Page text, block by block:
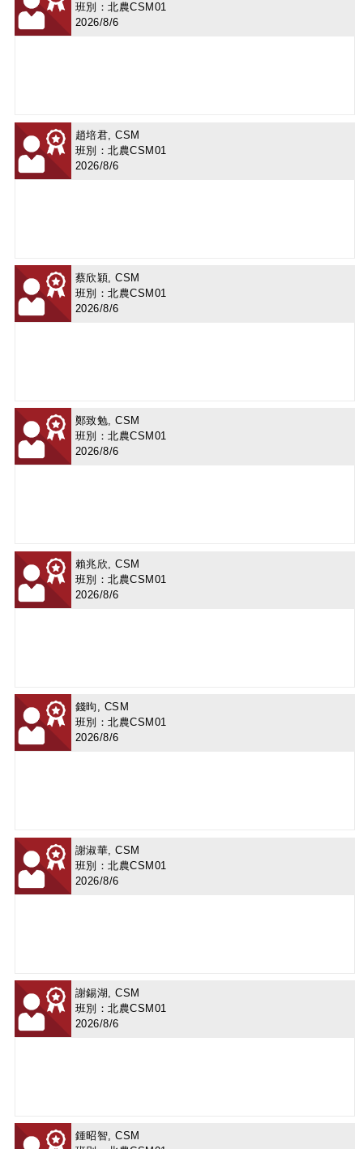
班別：北農CSM01
2026/8/6
趙培君, CSM
班別：北農CSM01
2026/8/6
蔡欣穎, CSM
班別：北農CSM01
2026/8/6
鄭致勉, CSM
班別：北農CSM01
2026/8/6
賴兆欣, CSM
班別：北農CSM01
2026/8/6
錢昫, CSM
班別：北農CSM01
2026/8/6
謝淑華, CSM
班別：北農CSM01
2026/8/6
謝錫湖, CSM
班別：北農CSM01
2026/8/6
鍾昭智, CSM